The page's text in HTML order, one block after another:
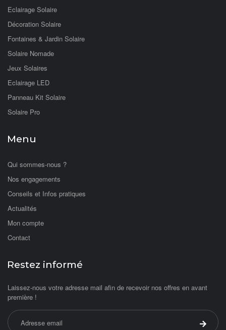
Eclairage Solaire
Décoration Solaire
Fontaines & Jardin Solaire
Solaire Nomade
Jeux Solaires
Eclairage LED
Panneau Kit Solaire
Solaire Pro
Menu
Qui sommes-nous ?
Nos engagements
Conseils et Infos pratiques
Actualités
Mon compte
Contact
Restez informé
Laissez-nous votre adresse mail afin de recevoir nos offres en avant
première !
Adresse email
Valider